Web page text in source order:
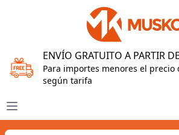
ENVÍO GRATUITO A PARTIR
Para importes menores el precio
según tarifa